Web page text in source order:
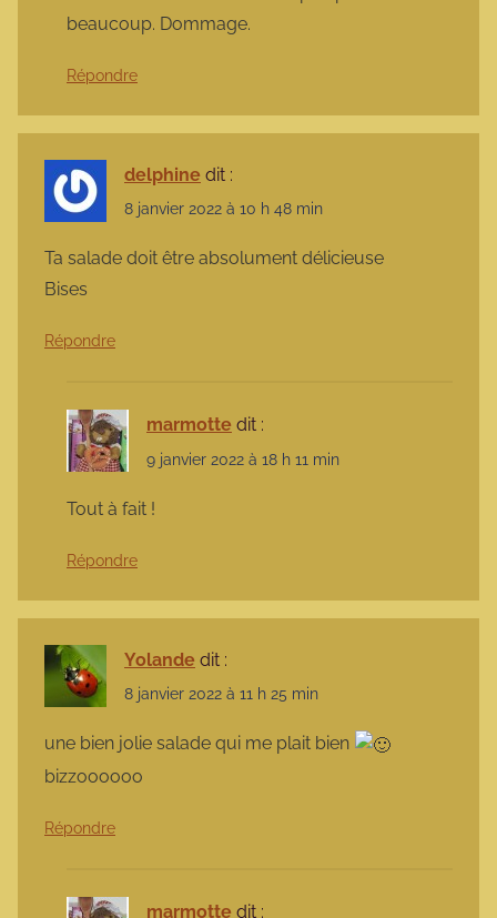
beaucoup. Dommage.
Répondre
delphine dit :
8 janvier 2022 à 10 h 48 min
Ta salade doit être absolument délicieuse
Bises
Répondre
marmotte dit :
9 janvier 2022 à 18 h 11 min
Tout à fait !
Répondre
Yolande dit :
8 janvier 2022 à 11 h 25 min
une bien jolie salade qui me plait bien
bizzoooooo
Répondre
marmotte dit :